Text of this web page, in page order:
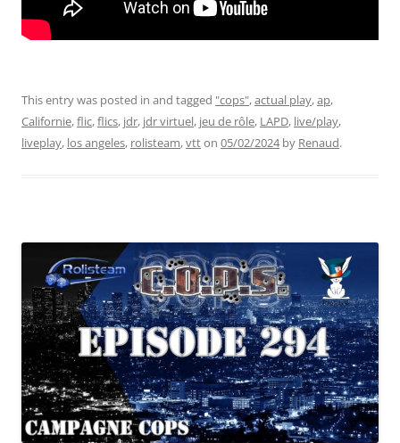
This entry was posted in and tagged "cops",actual play,ap,
Californie,flic,flics, jdr, jdr virtuel, jeu de rôle, LAPD, live/play,
liveplay, los angeles, rolisteam,vtton 05/02/2024by Renaud.